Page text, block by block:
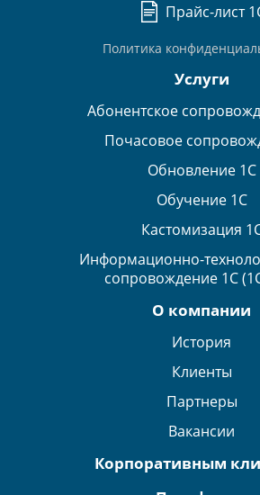
Прайс-лист
Политика
Услуги
Абонентское
Почасовое
Обновление 1С
Обучение 1С
Кастомизация
Информационно-
сопровождение 1С
О компании
История
Клиенты
Партнеры
Вакансии
Корпоративным